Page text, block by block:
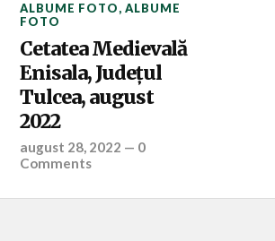
ALBUME FOTO,ALBUME
FOTO
Cetatea Medievală
Enisala, Județul
Tulcea, august
2022
august 28, 2022 — 0
Comments